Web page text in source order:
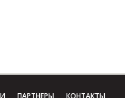
ПАРТНЕРЫ КОНТАКТЫ